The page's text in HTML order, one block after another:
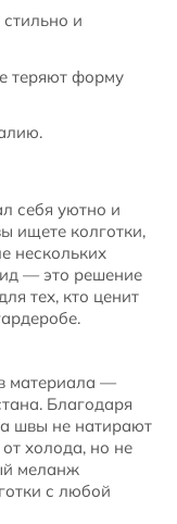
и
теряют форму
себя уютно и
ищете колготки,
нескольких
— это решение
тех, кто ценит
материала —
Благодаря
а швы не натирают
холода, но не
меланж
с любой